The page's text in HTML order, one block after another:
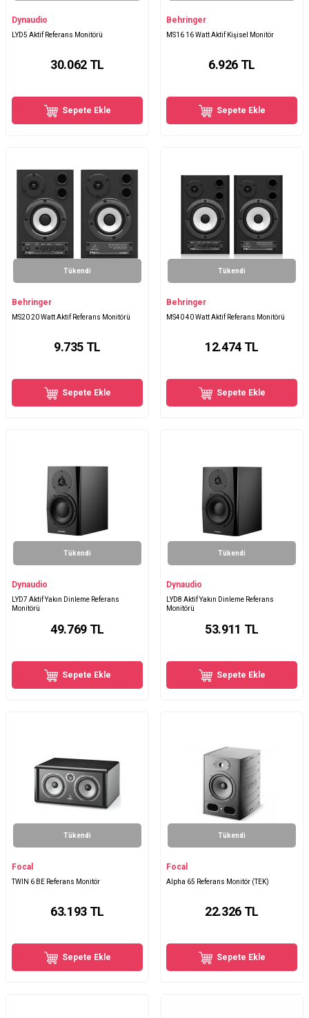
Dynaudio
LYD5 Aktif Referans Monitörü
30.062TL
Sepete Ekle
Behringer
MS16 16 Watt Aktif Kişisel Monitör
6.926 TL
Sepete Ekle
Tükendi
Behringer
MS20 20 Watt Aktif Referans Monitörü
9.735 TL
Sepete Ekle
Tükendi
Behringer
MS40 40 Watt Aktif Referans Monitörü
12.474TL
Sepete Ekle
Tükendi
Dynaudio
LYD7 Aktif Yakın Dinleme Referans
Monitörü
49.769TL
Sepete Ekle
Tükendi
Dynaudio
LYD8 Aktif Yakın Dinleme Referans
Monitörü
53.911 TL
Sepete Ekle
Tükendi
Focal
TWIN 6 BE Referans Monitör
63.193TL
Sepete Ekle
Tükendi
Focal
Alpha 65 Referans Monitör (TEK)
22.326TL
Sepete Ekle